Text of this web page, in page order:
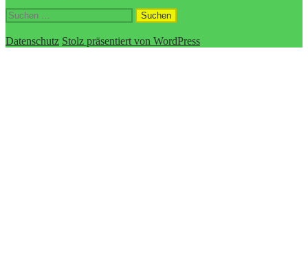
Suchen
nach:
Datenschutz Stolz präsentiert von WordPress